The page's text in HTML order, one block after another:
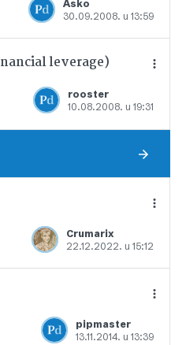
Asko
30.09.2008. u 13:59
Dodajte u favorite
leverage)
rooster
10.08.2008. u 19:31
Dodajte u favorite
Crumarix
22.12.2022. u 15:12
Dodajte u favorite
pipmaster
13.11.2014. u 13:39
Dodajte u favorite